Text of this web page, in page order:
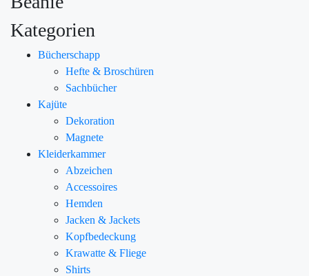
Kategorien
Bücherschapp
Hefte & Broschüren
Sachbücher
Kajüte
Dekoration
Magnete
Kleiderkammer
Abzeichen
Accessoires
Hemden
Jacken & Jackets
Kopfbedeckung
Krawatte & Fliege
Shirts